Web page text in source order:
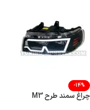
-14%
چراغ سمند طرح M3